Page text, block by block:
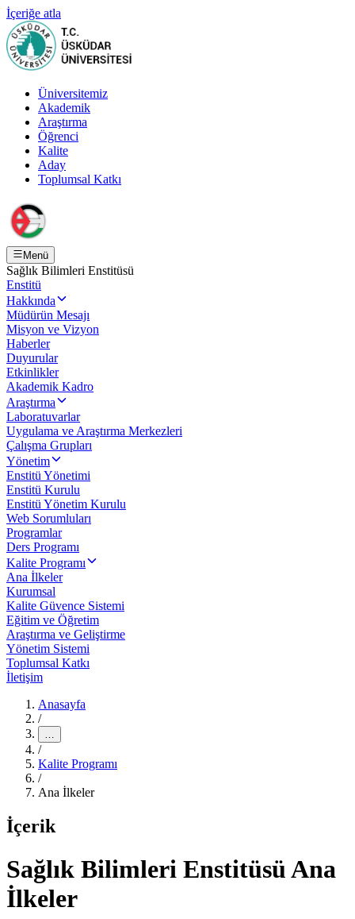
İçeriğe atla
Üniversitemiz
Akademik
Araştırma
Öğrenci
Kalite
Aday
Toplumsal Katkı
Menü
Sağlık Bilimleri Enstitüsü
Enstitü
Hakkında
Müdürün Mesajı
Misyon ve Vizyon
Haberler
Duyurular
Etkinlikler
Akademik Kadro
Araştırma
Laboratuvarlar
Uygulama ve Araştırma Merkezleri
Çalışma Grupları
Yönetim
Enstitü Yönetimi
Enstitü Kurulu
Enstitü Yönetim Kurulu
Web Sorumluları
Programlar
Ders Programı
Kalite Programı
Ana İlkeler
Kurumsal
Kalite Güvence Sistemi
Eğitim ve Öğretim
Araştırma ve Geliştirme
Yönetim Sistemi
Toplumsal Katkı
İletişim
Anasayfa
/
…
/
Kalite Programı
/
Ana İlkeler
İçerik
Sağlık Bilimleri Enstitüsü Ana
İlkeler